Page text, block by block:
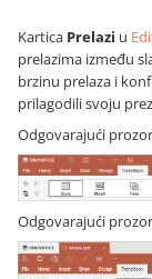
Kartica Prelazi u
prelazima između
brzinu prelaza i
prilagodili svoju
Odgovarajući
Odgovarajući